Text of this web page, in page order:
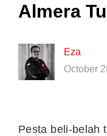
Almera
Eza
October
Pesta beli-belah